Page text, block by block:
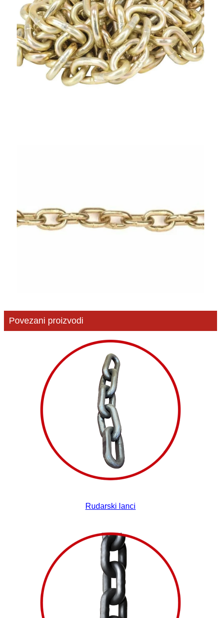
Povezani proizvodi
Rudarski lanci